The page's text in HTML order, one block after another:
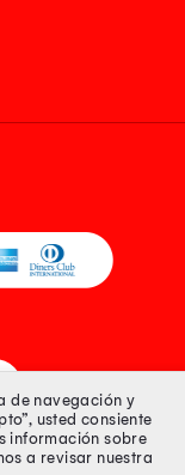
de navegación y
usted consiente
información sobre
a revisar nuestra